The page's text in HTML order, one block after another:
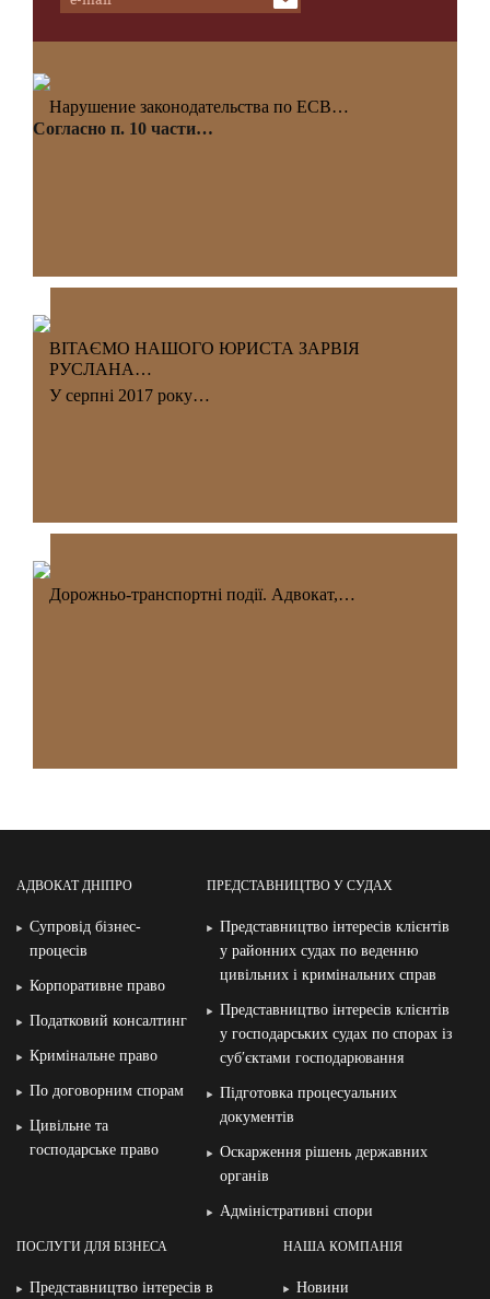
Нарушение законодательства по ЕСВ…
Согласно п. 10 части…
ВІТАЄМО НАШОГО ЮРИСТА ЗАРВІЯ
РУСЛАНА…
У серпні 2017 року…
Дорожньо-транспортні події. Адвокат,…
АДВОКАТ ДНІПРО
Супровід бізнес-
процесів
Корпоративне право
Податковий консалтинг
Кримінальне право
По договорним спорам
Цивільне та
господарське право
ПРЕДСТАВНИЦТВО У СУДАХ
Представництво інтересів клієнтів
у районних судах по веденню
цивільних і кримінальних справ
Представництво інтересів клієнтів
у господарських судах по спорах із
суб′єктами господарювання
Підготовка процесуальних
документів
Оскарження рішень державних
органів
Адміністративні спори
ПОСЛУГИ ДЛЯ БІЗНЕСА
Представництво інтересів в
НАША КОМПАНІЯ
Новини